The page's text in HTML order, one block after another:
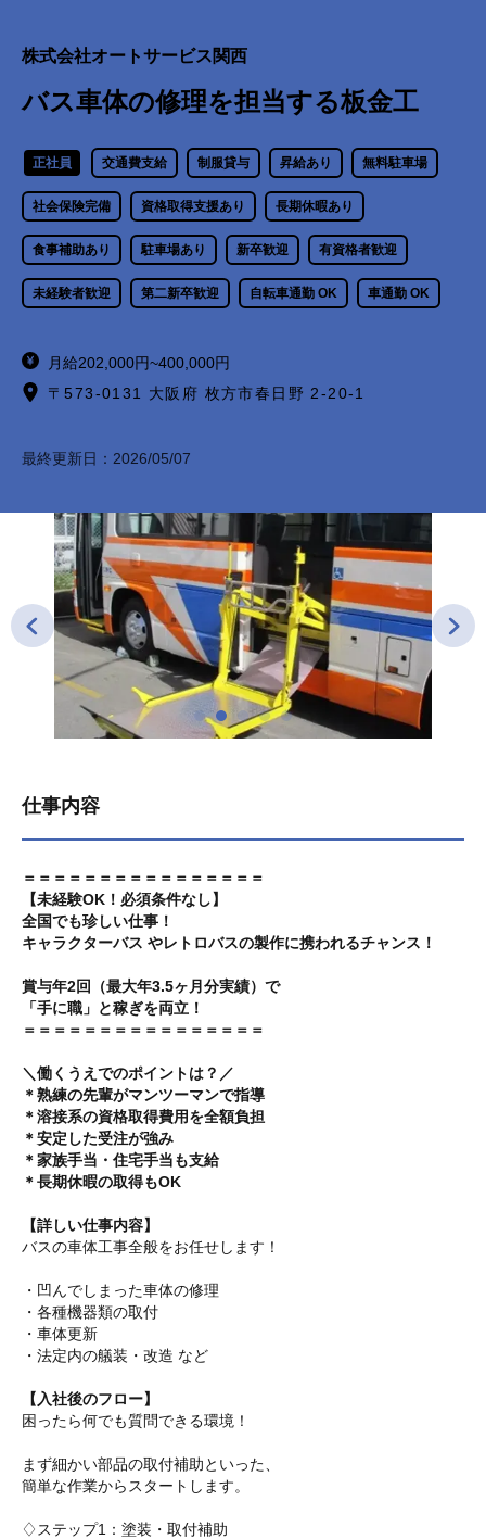
株式会社オートサービス関西
バス車体の修理を担当する板金工
正社員 交通費支給 制服貸与 昇給あり 無料駐車場
社会保険完備 資格取得支援あり 長期休暇あり
食事補助あり 駐車場あり 新卒歓迎 有資格者歓迎
未経験者歓迎 第二新卒歓迎 自転車通勤 OK 車通勤 OK
月給202,000円~400,000円
〒573-0131 大阪府 枚方市春日野 2-20-1
最終更新日： 2026/05/07
仕事内容
＝＝＝＝＝＝＝＝＝＝＝＝＝＝＝＝
【未経験OK！必須条件なし】
全国でも珍しい仕事！
キャラクターバス やレトロバスの製作に携われるチャンス！
賞与年2回（最大年3.5ヶ月分実績）で
「手に職」と稼ぎを両立！
＝＝＝＝＝＝＝＝＝＝＝＝＝＝＝＝
＼働くうえでのポイントは？／
＊熟練の先輩がマンツーマンで指導
＊溶接系の資格取得費用を全額負担
＊安定した受注が強み
＊家族手当・住宅手当も支給
＊長期休暇の取得もOK
【詳しい仕事内容】
バスの車体工事全般をお任せします！
・凹んでしまった車体の修理
・各種機器類の取付
・車体更新
・法定内の艤装・改造 など
【入社後のフロー】
困ったら何でも質問できる環境！
まず細かい部品の取付補助といった、
簡単な作業からスタートします。
♢ステップ1：塗装・取付補助